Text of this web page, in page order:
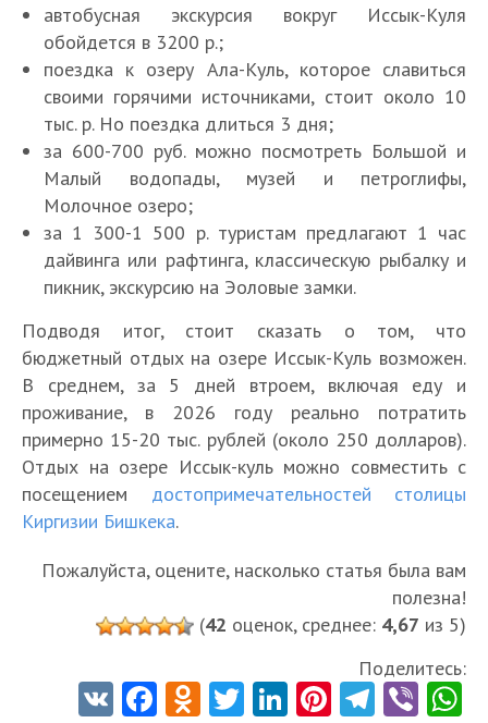
автобусная экскурсия вокруг Иссык-Куля
обойдется в 3200 р.;
поездка к озеру Ала-Куль, которое славиться
своими горячими источниками, стоит около 10
тыс. р. Но поездка длиться 3 дня;
за 600-700 руб. можно посмотреть Большой и
Малый водопады, музей и петроглифы,
Молочное озеро;
за 1 300-1 500 р. туристам предлагают 1 час
дайвинга или рафтинга, классическую рыбалку и
пикник, экскурсию на Эоловые замки.
Подводя итог, стоит сказать о том, что
бюджетный отдых на озере Иссык-Куль возможен.
В среднем, за 5 дней втроем, включая еду и
проживание, в 2026 году реально потратить
примерно 15-20 тыс. рублей (около 250 долларов).
Отдых на озере Иссык-куль можно совместить с
посещением достопримечательностей столицы
Киргизии Бишкека.
Пожалуйста, оцените, насколько статья была вам
полезна!
(42 оценок, среднее: 4,67 из 5)
Поделитесь:
V Fa O T Li Pi Te Vi